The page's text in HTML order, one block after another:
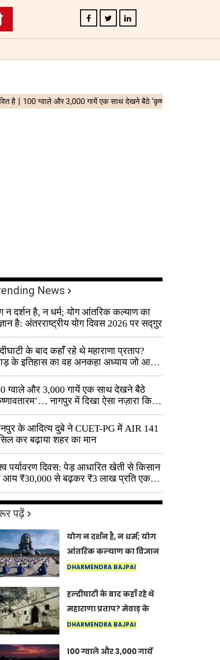
News
न दर्शन है, न धर्म; योग आंतरिक कल्याण का
है: अंतरराष्ट्रीय योग दिवस 2026 पर सद्गुर
के बाद कहाँ रहे थे महाराणा प्रताप?
के इतिहास का वह अनकहा अध्याय जो आज
में जीवित है
ग्वाले और 3,000 गायें एक साथ देखने बैठे
नागपुर में दिखा ऐसा नज़ारा कि
बोले, “ऐसा तो सिर्फ़ कृष्ण ही कर सकते हैं”
के आदित्य दुबे ने CUET-PG में AIR 141
कर बढ़ाया शहर का मान
पर्यावरण दिवस: पेड़ आधारित खेती से किसान
आय ₹30,000 से बढ़कर ₹3 लाख प्रति एकड़
पढ़ें
योग न दर्शन है, न धर्म; योग
आंतरिक कल्याण का विज्ञान
है: अंतरराष्ट्रीय योग दिवस
DHARMENDRA BAJPAI
हल्दीघाटी के बाद कहाँ रहे थे
महाराणा प्रताप? मेवाड़ के
इतिहास का वह अनकहा
में जीवित है
DHARMENDRA BAJPAI
100 ग्वाले और 3,000 गायें